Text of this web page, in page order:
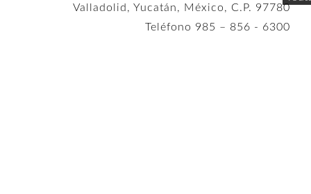
Valladolid, Yucatán, México, C.P. 97780
Teléfono 985 – 856 - 6300